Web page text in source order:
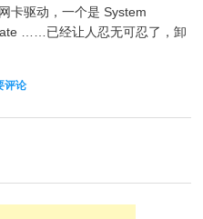
卡驱动，一个是 System
……已经让人忍无可忍了，卸
评论